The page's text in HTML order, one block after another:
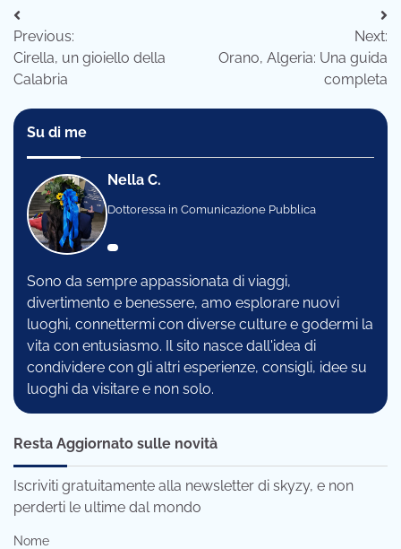
Navigazione
articoli
Previous:
Cirella, un gioiello della
Calabria
Next:
Orano, Algeria: Una guida
completa
Su di me
Nella C.
Dottoressa in Comunicazione Pubblica
Sono da sempre appassionata di viaggi,
divertimento e benessere, amo esplorare nuovi
luoghi, connettermi con diverse culture e godermi la
vita con entusiasmo. Il sito nasce dall'idea di
condividere con gli altri esperienze, consigli, idee su
luoghi da visitare e non solo.
Resta Aggiornato sulle novità
Iscriviti gratuitamente alla newsletter di skyzy, e non
perderti le ultime dal mondo
Nome